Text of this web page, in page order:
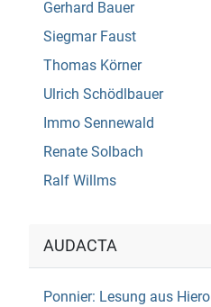
Gerhard Bauer
Siegmar Faust
Thomas Körner
Ulrich Schödlbauer
Immo Sennewald
Renate Solbach
Ralf Willms
AUDACTA
Ponnier: Lesung aus Hiero